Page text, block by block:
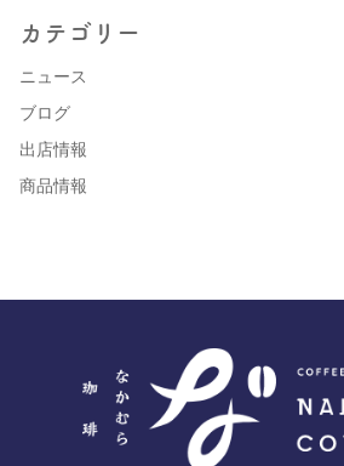
カテゴリー
ニュース
ブログ
出店情報
商品情報